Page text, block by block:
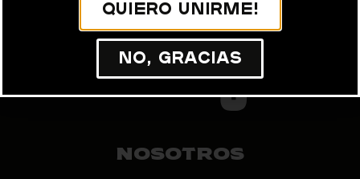
NOSOTROS
Quiero unirme!
No, gracias